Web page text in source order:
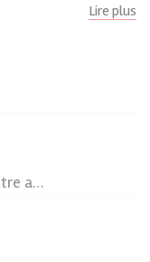
Lire plus
Albyco est l'importateur exclusif, entre autres, de ces marques renommées